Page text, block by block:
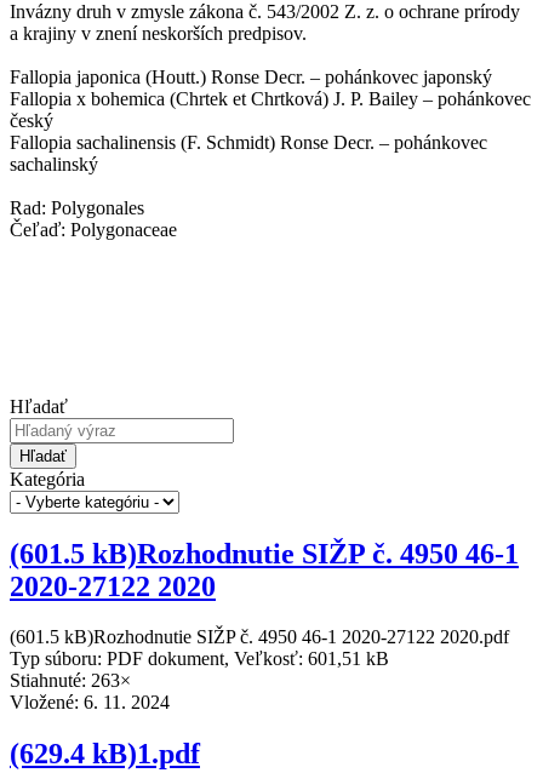
Invázny druh v zmysle zákona č. 543/2002 Z. z. o ochrane prírody
a krajiny v znení neskorších predpisov.
Fallopia japonica (Houtt.) Ronse Decr. – pohánkovec japonský
Fallopia x bohemica (Chrtek et Chrtková) J. P. Bailey – pohánkovec
český
Fallopia sachalinensis (F. Schmidt) Ronse Decr. – pohánkovec
sachalinský
Rad: Polygonales
Čeľaď: Polygonaceae
Hľadať
Hľadať
Kategória
(601.5 kB)Rozhodnutie SIŽP č. 4950 46-1
2020-27122 2020
(601.5 kB)Rozhodnutie SIŽP č. 4950 46-1 2020-27122 2020.pdf
Typ súboru: PDF dokument, Veľkosť: 601,51 kB
Stiahnuté: 263×
Vložené: 6. 11. 2024
(629.4 kB)1.pdf